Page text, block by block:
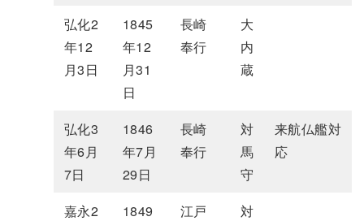
弘化2
年12
月3日
1845
年12
月31
日
長崎
奉行
大
内
蔵
弘化3
年6月
7日
1846
年7月
29日
長崎
奉行
対
馬
守
来航仏艦対
応
嘉永2
1849
江戸
対